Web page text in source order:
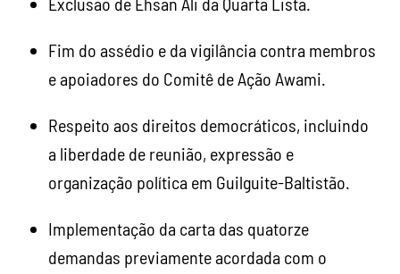
Fim do assédio e da vigilância contra membros
e apoiadores do Comitê de Ação Awami.
Respeito aos direitos democráticos, incluindo
a liberdade de reunião, expressão e
organização política em Guilguite-Baltistão.
Implementação da carta das quatorze
demandas previamente acordada com o